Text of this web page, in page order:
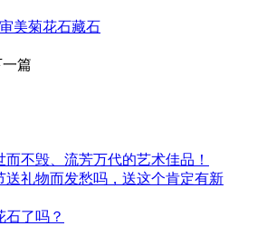
审美菊花石藏石
篇
不毁、流芳万代的艺术佳品！
送礼物而发愁吗，送这个肯定有新
石了吗？